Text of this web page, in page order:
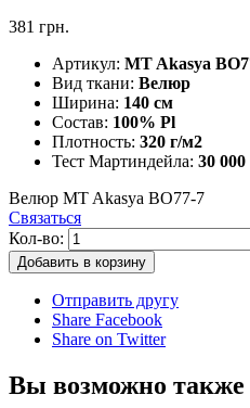
381 грн.
Артикул: MT Akasya
Вид ткани: Велюр
Ширина: 140 см
Состав: 100% Pl
Плотность: 320 г/м2
Тест Мартиндейла: 30 000
Велюр MT Akasya ВО77-7
Связаться
Кол-во:
Добавить в корзину
Отправить другу
Share Facebook
Share on Twitter
Вы возможно также